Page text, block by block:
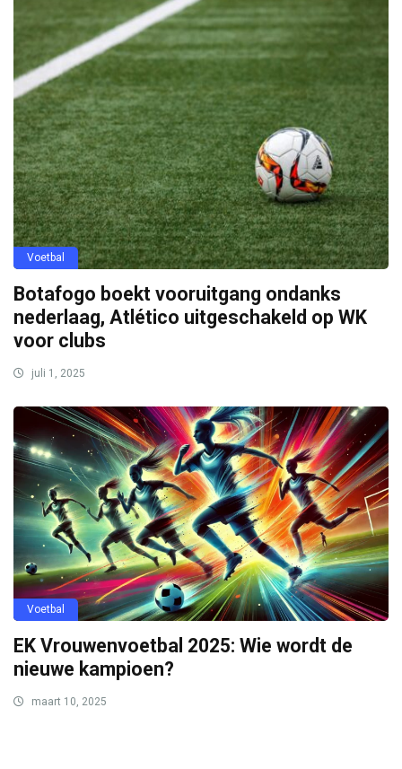
Voetbal
Botafogo boekt vooruitgang ondanks
nederlaag, Atlético uitgeschakeld op WK
voor clubs
juli 1, 2025
Voetbal
EK Vrouwenvoetbal 2025: Wie wordt de
nieuwe kampioen?
maart 10, 2025